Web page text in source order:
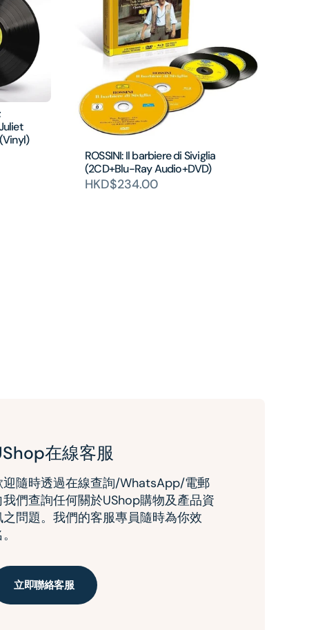
ROSSINI: Il barbiere di Siviglia
(2CD+Blu-Ray Audio+DVD)
HKD$234.00
在線客服
迎隨時透過在線查詢/WhatsApp/電郵
我們查詢任何關於UShop購物及產品資
之問題。我們的客服專員隨時為你效
立即聯絡客服